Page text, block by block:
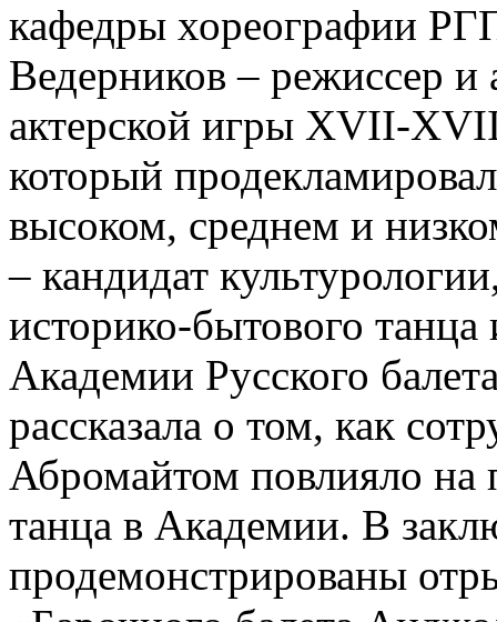
кафедры хореографии
Ведерников – режиссер и
актерской игры XVII-
который
высоком, среднем и
– кандидат
историко-бытового танца
Академии Русского
рассказала о том, как
Абромайтом повлияло на
танца в Академии. В
продемонстрированы